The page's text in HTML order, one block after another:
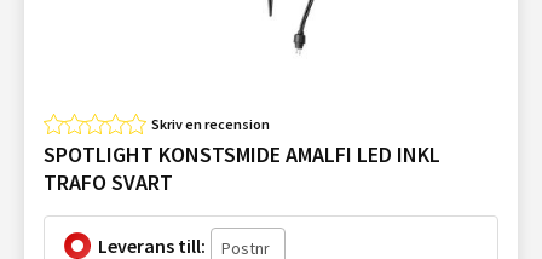
Skriv en recension
SPOTLIGHT KONSTSMIDE AMALFI LED INKL
TRAFO SVART
Leverans till: